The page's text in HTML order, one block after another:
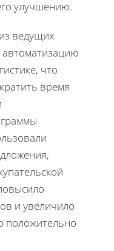
улучшению.
ведущих
что
время
и увеличило
положительно